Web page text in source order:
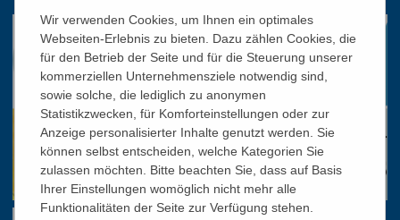
Wir verwenden Cookies, um Ihnen ein optimales
Webseiten-Erlebnis zu bieten. Dazu zählen Cookies, die
für den Betrieb der Seite und für die Steuerung unserer
kommerziellen Unternehmensziele notwendig sind,
sowie solche, die lediglich zu anonymen
Statistikzwecken, für Komforteinstellungen oder zur
Anzeige personalisierter Inhalte genutzt werden. Sie
können selbst entscheiden, welche Kategorien Sie
zulassen möchten. Bitte beachten Sie, dass auf Basis
Ihrer Einstellungen womöglich nicht mehr alle
Funktionalitäten der Seite zur Verfügung stehen.